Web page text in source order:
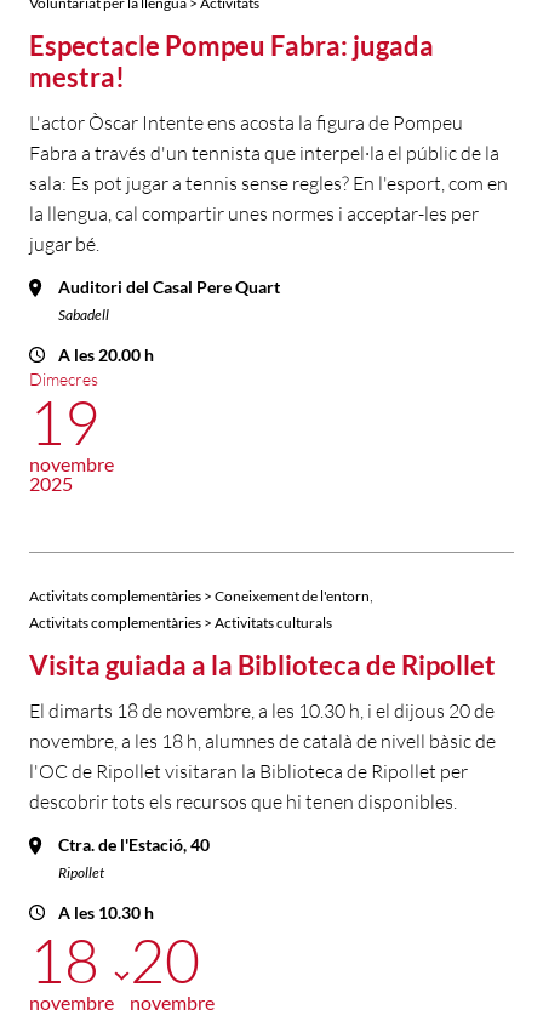
Espectacle Pompeu Fabra: jugada
mestra!
L'actor Òscar Intente ens acosta la figura de Pompeu
Fabra a través d'un tennista que interpel·la el públic de la
sala: Es pot jugar a tennis sense regles? En l'esport, com en
la llengua, cal compartir unes normes i acceptar-les per
jugar bé.
Auditori del Casal Pere Quart
Sabadell
A les 20.00 h
Dimecres
19
novembre
2025
Activitats complementàries > Coneixement de l'entorn
Activitats complementàries > Activitats culturals
Visita guiada a la Biblioteca de Ripollet
El dimarts 18 de novembre, a les 10.30 h, i el dijous 20 de
novembre, a les 18 h, alumnes de català de nivell bàsic de
l'OC de Ripollet visitaran la Biblioteca de Ripollet per
descobrir tots els recursos que hi tenen disponibles.
Ctra. de l'Estació, 40
Ripollet
A les 10.30 h
18
novembre
20
novembre